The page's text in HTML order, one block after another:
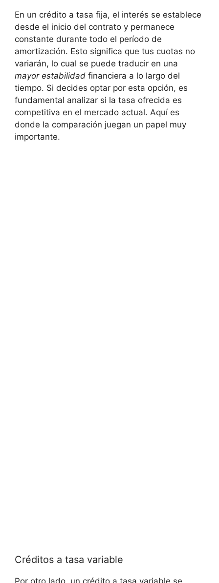
En un crédito a tasa fija, ⁢el interés se‍ establece
desde el inicio del contrato y permanece
constante durante todo el período ​de
amortización. Esto significa que tus cuotas no
variarán, ​lo cual se puede traducir en una
mayor⁤ estabilidad financiera a‍ lo largo del
tiempo. Si decides optar por esta opción, es
fundamental analizar si la tasa ofrecida es
competitiva en el mercado actual.‌ Aquí es
donde la comparación juegan un papel muy
importante.
Créditos a tasa variable
Por otro lado, un crédito a tasa variable se